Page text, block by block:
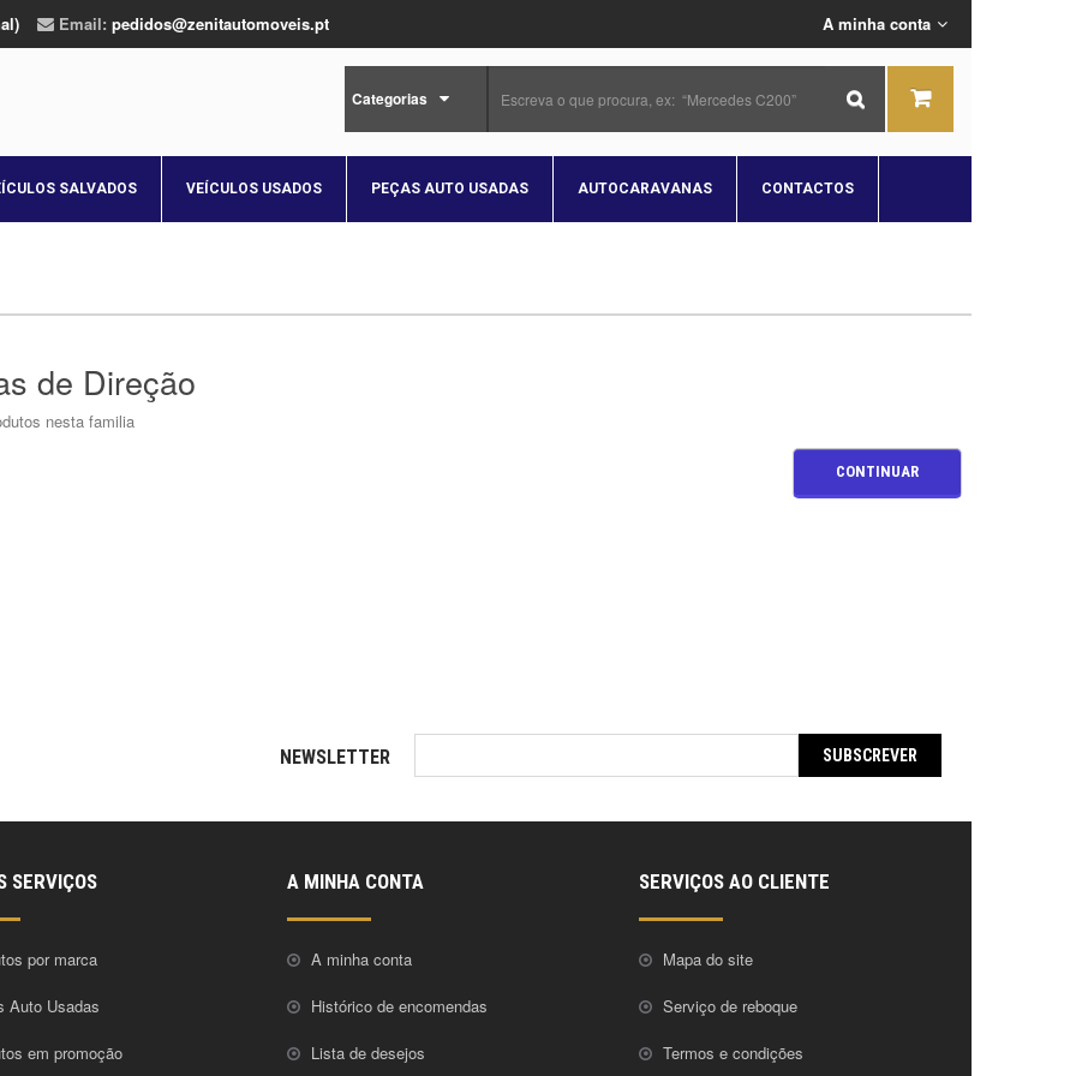
Email: pedidos@zenitautomoveis.pt A minha conta
Categorias
SALVADOS VEÍCULOS USADOS PEÇAS AUTO USADAS AUTOCARAVANAS CONTACTOS
de Direção
nesta familia
CONTINUAR
NEWSLETTER SUBSCREVER
SERVIÇOS
por marca
Auto Usadas
em promoção
A MINHA CONTA
A minha conta
Histórico de encomendas
Lista de desejos
SERVIÇOS AO CLIENTE
Mapa do site
Serviço de reboque
Termos e condições